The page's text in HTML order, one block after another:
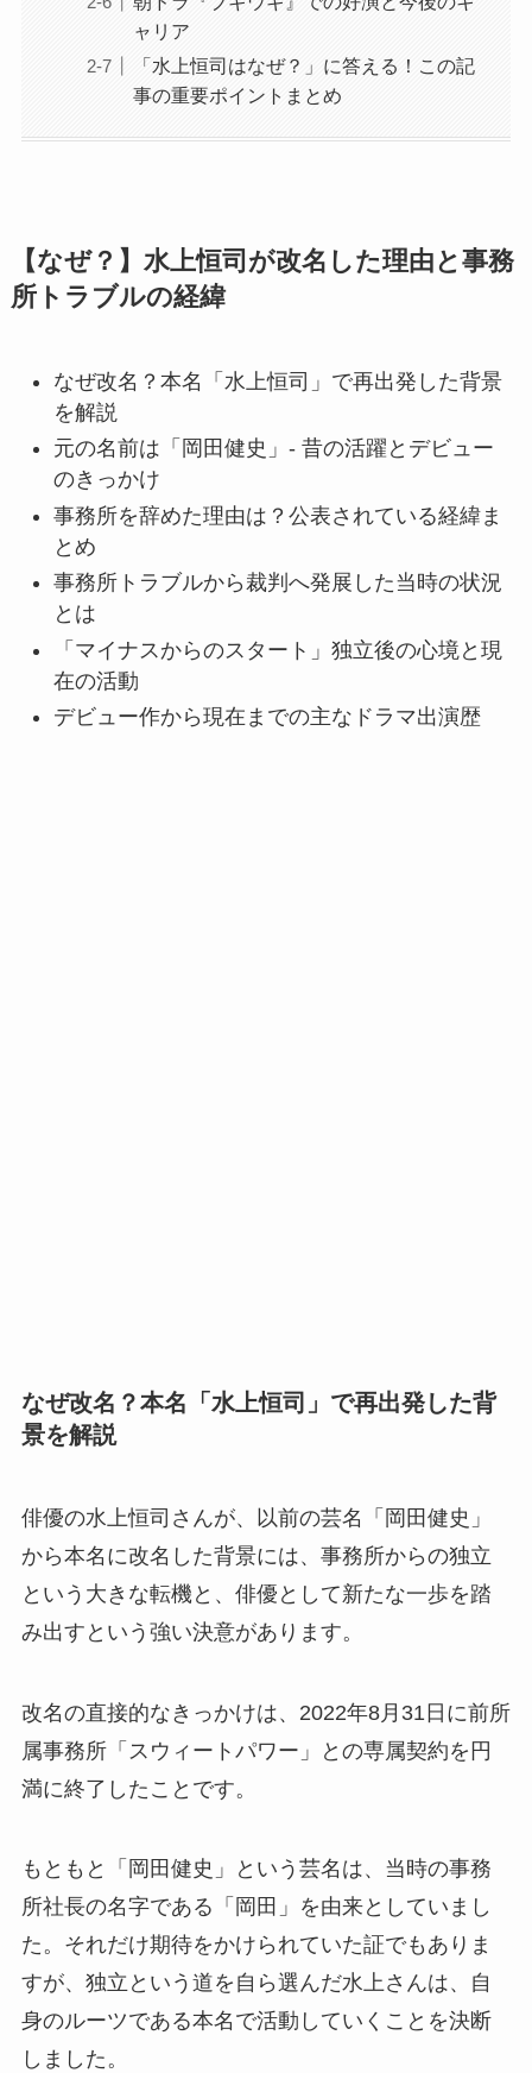
ャリア
「水上恒司はなぜ？」に答える！この記
事の重要ポイントまとめ
【なぜ？】水上恒司が改名した理由と事務
所トラブルの経緯
なぜ改名？本名「水上恒司」で再出発した背景
を解説
元の名前は「岡田健史」- 昔の活躍とデビュー
のきっかけ
事務所を辞めた理由は？公表されている経緯ま
とめ
事務所トラブルから裁判へ発展した当時の状況
とは
「マイナスからのスタート」独立後の心境と現
在の活動
デビュー作から現在までの主なドラマ出演歴
なぜ改名？本名「水上恒司」で再出発した背
景を解説
俳優の水上恒司さんが、以前の芸名「岡田健史」
から本名に改名した背景には、事務所からの独立
という大きな転機と、俳優として新たな一歩を踏
み出すという強い決意があります。
改名の直接的なきっかけは、2022年8月31日に前所
属事務所「スウィートパワー」との専属契約を円
満に終了したことです。
もともと「岡田健史」という芸名は、当時の事務
所社長の名字である「岡田」を由来としていまし
た。それだけ期待をかけられていた証でもありま
すが、独立という道を自ら選んだ水上さんは、自
身のルーツである本名で活動していくことを決断
しました。